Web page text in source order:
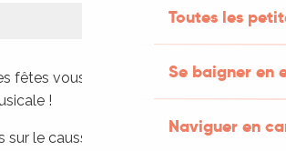
Toutes les
Se baigner en
Naviguer en
fêtes vous convie à un repas avec
!
sur le caussanel / programme à